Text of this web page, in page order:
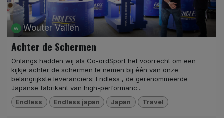
Wouter Vallen
Achter de Schermen
Onlangs hadden wij als Co-ordSport het voorrecht om een
kijkje achter de schermen te nemen bij één van onze
belangrijkste leveranciers: Endless , de gerenommeerde
Japanse fabrikant van high-performanc...
Endless Endless japan Japan Travel